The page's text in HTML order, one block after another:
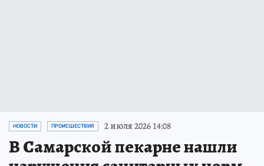
НОВОСТИ ПРОИСШЕСТВИЯ 2 июля 2026 14:08
В Самарской пекарне нашли